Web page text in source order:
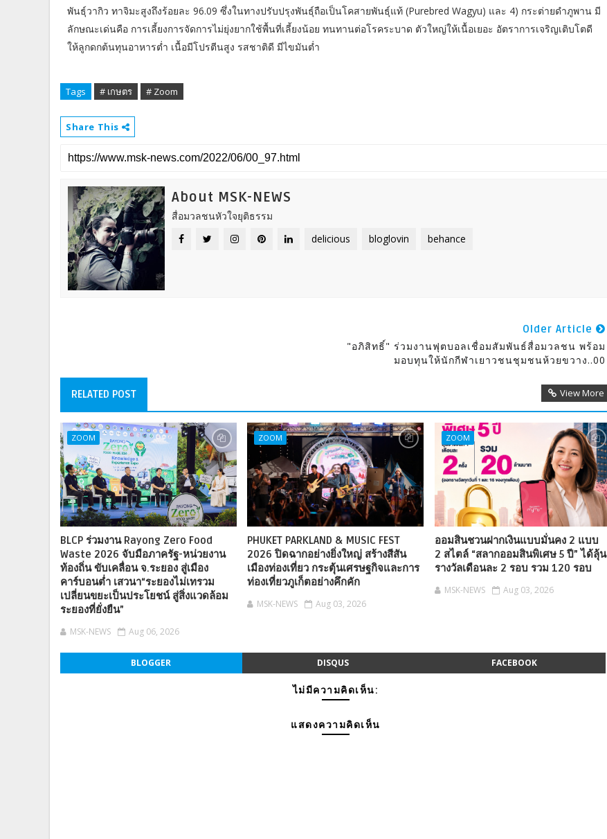
พันธุ์วากิว ทาจิมะสูงถึงร้อยละ 96.09 ซึ่งในทางปรับปรุงพันธุ์ถือเป็นโคสายพันธุ์แท้ (Purebred Wagyu) และ 4) กระต่ายดำภูพาน มี
ลักษณะเด่นคือ การเลี้ยงการจัดการไม่ยุ่งยากใช้พื้นที่เลี้ยงน้อย ทนทานต่อโรคระบาด ตัวใหญ่ให้เนื้อเยอะ อัตราการเจริญเติบโตดี
ให้ลูกดกต้นทุนอาหารต่ำ เนื้อมีโปรตีนสูง รสชาติดี มีไขมันต่ำ
Tags # เกษตร # Zoom
Share This
About MSK-NEWS
สื่อมวลชนหัวใจยุติธรรม
delicious
bloglovin behance
Older Article
"อภิสิทธิ์" ร่วมงานฟุตบอลเชื่อมสัมพันธ์สื่อมวลชน พร้อม
มอบทุนให้นักกีฬาเยาวชนชุมชนห้วยขวาง..00
RELATED POST View More
ZOOM
BLCP ร่วมงาน Rayong Zero Food
Waste 2026 จับมือภาครัฐ-หน่วยงาน
ท้องถิ่น ขับเคลื่อน จ.ระยอง สู่เมือง
คาร์บอนต่ำ เสวนา“ระยองไม่เทรวม
เปลี่ยนขยะเป็นประโยชน์ สู่สิ่งแวดล้อม
ระยองที่ยั่งยืน”
MSK-NEWS Aug 06, 2026
ZOOM
PHUKET PARKLAND & MUSIC FEST
2026 ปิดฉากอย่างยิ่งใหญ่ สร้างสีสัน
เมืองท่องเที่ยว กระตุ้นเศรษฐกิจและการ
ท่องเที่ยวภูเก็ตอย่างคึกคัก
MSK-NEWS Aug 03, 2026
ZOOM
ออมสินชวนฝากเงินแบบมั่นคง 2 แบบ
2 สไตล์ “สลากออมสินพิเศษ 5 ปี” ได้ลุ้น
รางวัลเดือนละ 2 รอบ รวม 120 รอบ
MSK-NEWS Aug 03, 2026
BLOGGER DISQUS FACEBOOK
ไม่มีความคิดเห็น:
แสดงความคิดเห็น